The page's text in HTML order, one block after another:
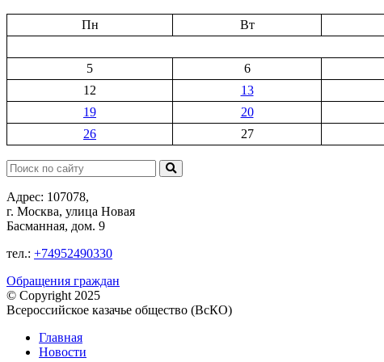
Пн
Вт
5
6
12
13
19
20
26
27
Поиск:
Адрес: 107078,
г. Москва, улица Новая
Басманная, дом. 9
тел.: +74952490330
Обращения граждан
© Copyright 2025
Всероссийское казачье общество (ВсКО)
Главная
Новости